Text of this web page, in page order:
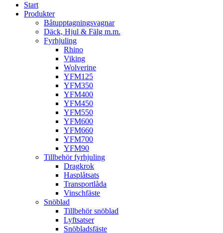
Start
Produkter
Båtupptagningsvagnar
Däck, Hjul & Fälg m.m.
Fyrhjuling
Rhino
Viking
Wolverine
YFM125
YFM350
YFM400
YFM450
YFM550
YFM600
YFM660
YFM700
YFM90
Tillbehör fyrhjuling
Dragkrok
Hasplåtsats
Transportlåda
Vinschfäste
Snöblad
Tillbehör snöblad
Lyftsatser
Snöbladsfäste